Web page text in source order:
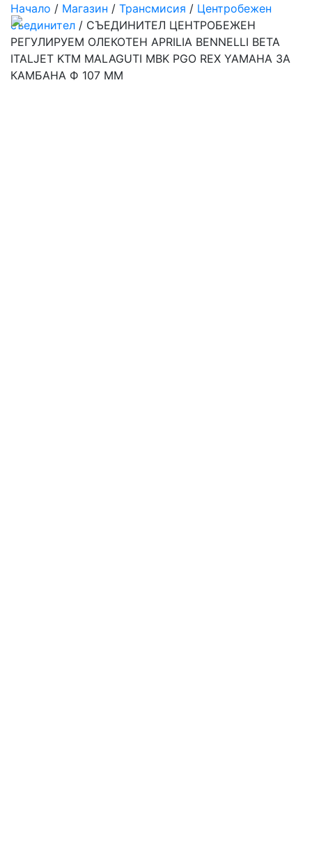
Начало / Магазин / Трансмисия / Центробежен
съединител / СЪЕДИНИТЕЛ ЦЕНТРОБЕЖЕН
РЕГУЛИРУЕМ ОЛЕКОТЕН APRILIA BENNELLI BETA
ITALJET KTM MALAGUTI MBK PGO REX YAMAHA ЗА
КАМБАНА Ф 107 ММ